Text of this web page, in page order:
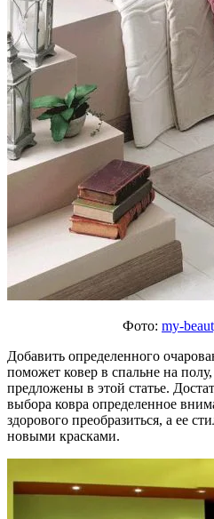
Фото: my-
Добавить определенного
поможет ковер в спальне на
предложены в этой статье.
выбора ковра определенное
здорового преобразиться, а ее
новыми красками.